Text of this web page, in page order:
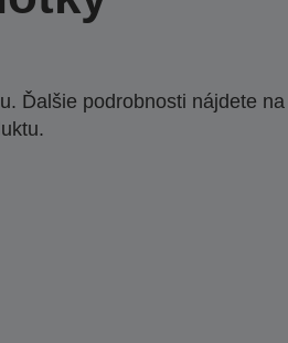
Ďalšie podrobnosti nájdete na